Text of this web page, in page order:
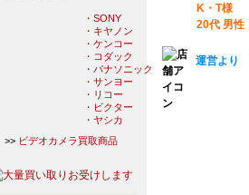
K・T様
20代 男性
運営より
・SONY
・キヤノン
・ケンコー
・コダック
・パナソニック
・サンヨー
・リコー
・ビクター
・ヤシカ
>> ビデオカメラ買取商品